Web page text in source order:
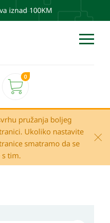
iznad 100KM
0
pružanja boljeg
Ukoliko nastavite
smatramo da se
s tim.